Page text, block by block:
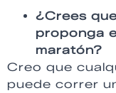
¿Crees
proponga
maratón?
Creo que
puede correr